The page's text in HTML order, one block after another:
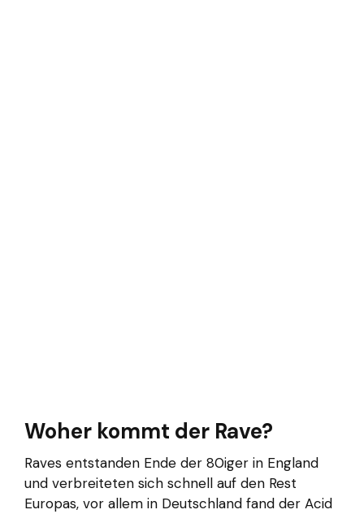
Woher kommt der Rave?
Raves entstanden Ende der 80iger in England
und verbreiteten sich schnell auf den Rest
Europas, vor allem in Deutschland fand der Acid